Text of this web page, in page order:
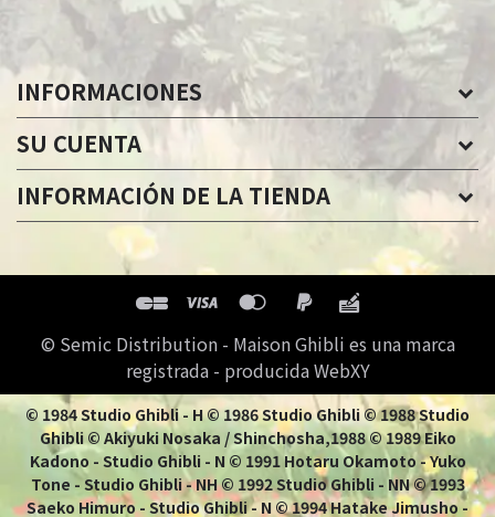
INFORMACIONES
SU CUENTA
INFORMACIÓN DE LA TIENDA
© Semic Distribution - Maison Ghibli es una marca
registrada - producida WebXY
© 1984 Studio Ghibli - H © 1986 Studio Ghibli © 1988 Studio
Ghibli © Akiyuki Nosaka / Shinchosha,1988 © 1989 Eiko
Kadono - Studio Ghibli - N © 1991 Hotaru Okamoto - Yuko
Tone - Studio Ghibli - NH © 1992 Studio Ghibli - NN © 1993
Saeko Himuro - Studio Ghibli - N © 1994 Hatake Jimusho -